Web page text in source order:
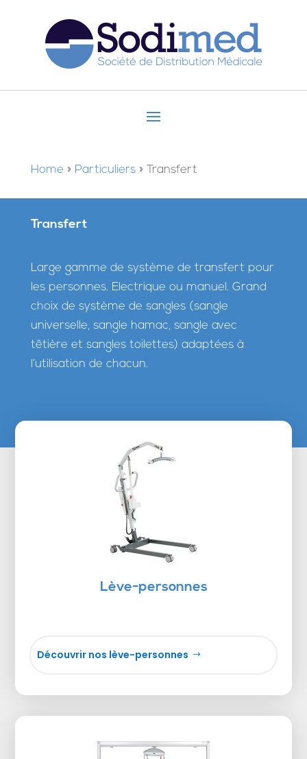
Home » Particuliers» Transfert
Transfert
Large gamme de système de transfert pour
les personnes. Electrique ou manuel. Grand
choix de système de sangles (sangle
universelle, sangle hamac, sangle avec
têtière et sangles toilettes) adaptées à
l’utilisation de chacun.
Lève-personnes
Découvrir nos lève-personnes